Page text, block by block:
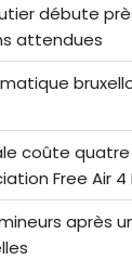
débute
attendues
coûte quatre
Free Air 4
après